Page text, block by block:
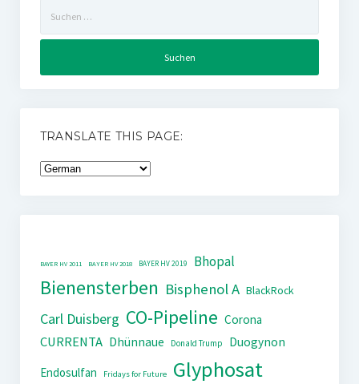
nach:
TRANSLATE THIS PAGE:
BAYER HV 2011 BAYER HV 2018 BAYER HV 2019 Bhopal
Bienensterben Bisphenol A BlackRock
Carl Duisberg CO-Pipeline Corona
CURRENTA Dhünnaue Donald Trump
Duogynon
Endosulfan
Fridays for Future Glyphosat